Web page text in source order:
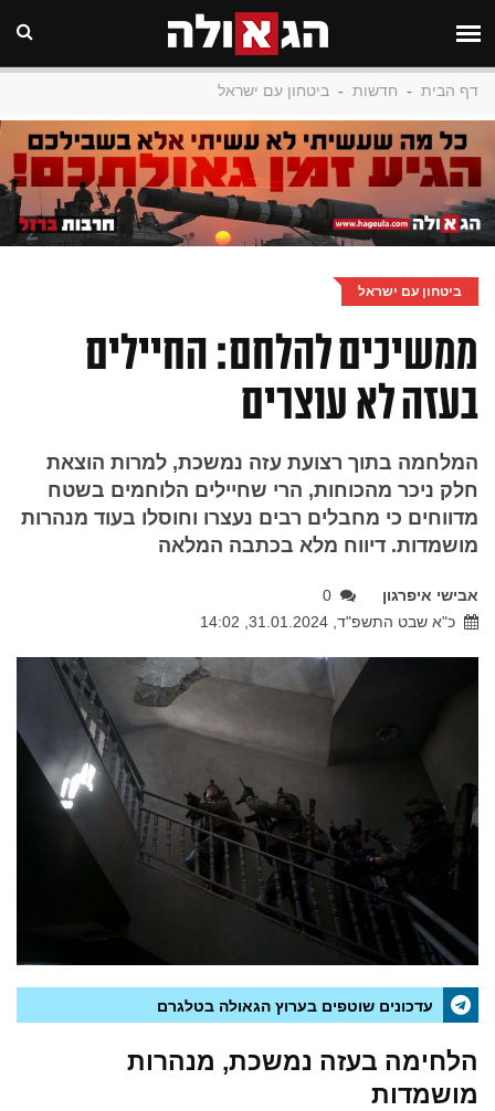
דף הבית - חדשות - ביטחון עם ישראל
ביטחון עם ישראל
ממשיכים להלחם: החיילים
בעזה לא עוצרים
המלחמה בתוך רצועת עזה נמשכת, למרות הוצאת
חלק ניכר מהכוחות, הרי שחיילים הלוחמים בשטח
מדווחים כי מחבלים רבים נעצרו וחוסלו בעוד מנהרות
מושמדות. דיווח מלא בכתבה המלאה
אבישי איפרגון
0
כ"א שבט התשפ"ד, 31.01.2024, 14:02
עדכונים שוטפים בערוץ הגאולה בטלגרם
הלחימה בעזה נמשכת, מנהרות
מושמדות